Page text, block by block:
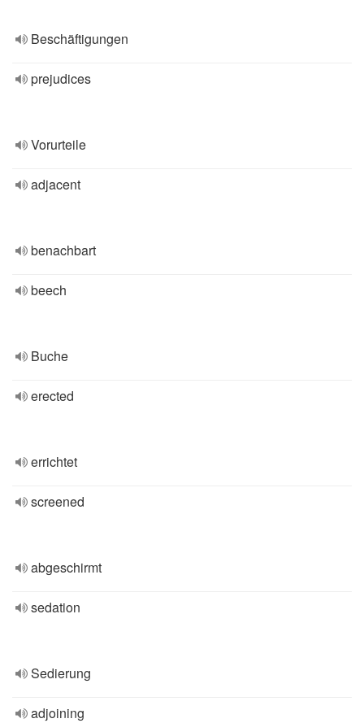
Beschäftigungen
prejudices
Vorurteile
adjacent
benachbart
beech
Buche
erected
errichtet
screened
abgeschirmt
sedation
Sedierung
adjoining